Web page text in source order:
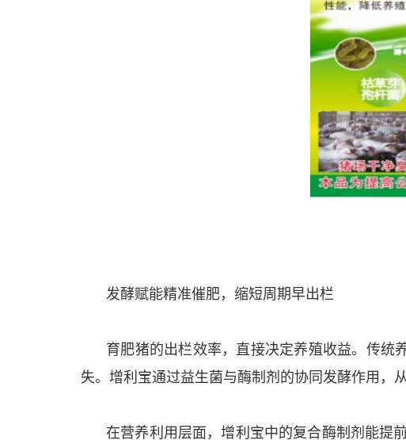
发酵赋能精准催肥，缩短周期早出栏
育肥猪的出栏效率，直接决定养殖收益。传统
失。增利宝通过益生菌与酶制剂的协同发酵作用，
在营养利用层面，增利宝中的复合酶制剂能提